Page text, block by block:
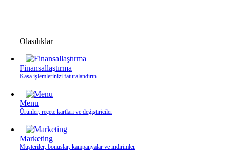
Olasılıklar
Finansallaştırma
Kasa işlemlerinizi faturalandırın
Menu
Ürünler, reçete kartları ve değiştiriciler
Marketing
Müşteriler, bonuslar, kampanyalar ve indirimler